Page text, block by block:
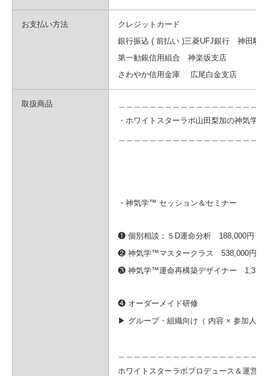
お支払い方法
クレジットカード
銀行振込 ( 前払い )三菱UFJ銀行 神田駅
第一勧銀信用組合 神楽坂支店
さわやか信用金庫 広尾白金支店
取扱商品
・ホワイトスターラボ山田梨加の神気学™️
・神気学™️ セッション＆セミナー
❶ 個別相談：５D運命分析 188,000円（
❷ 神気学™️マスタークラス 538,000円（
❸ 神気学™️運命再構築デザイナー
❹ オーダーメイド研修
▶︎ グループ・組織向け （ 内容 × 参加人
ホワイトスターラボプロデュース＆運営